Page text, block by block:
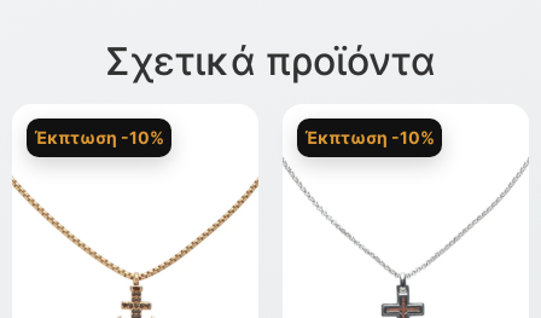
Σχετικά προϊόντα
Έκπτωση -10% Έκπτωση -10%